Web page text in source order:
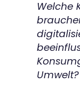
Welche
Umwelt?